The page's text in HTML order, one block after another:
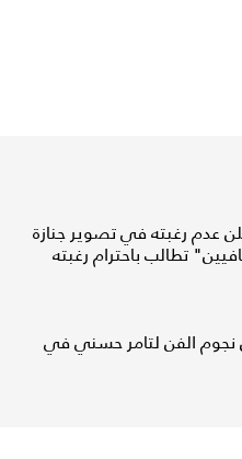
عدم رغبته في تصوير جنازة
تطالب باحترام رغبته
نجوم الفن لتامر حسني في